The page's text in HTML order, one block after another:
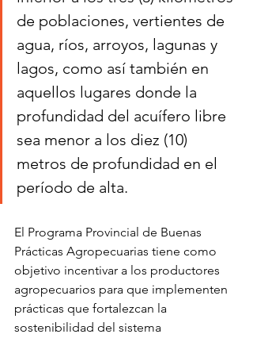
de poblaciones, vertientes de
agua, ríos, arroyos, lagunas y
lagos, como así también en
aquellos lugares donde la
profundidad del acuífero libre
sea menor a los diez (10)
metros de profundidad en el
período de alta.
El Programa Provincial de Buenas
Prácticas Agropecuarias tiene como
objetivo incentivar a los productores
agropecuarios para que implementen
prácticas que fortalezcan la
sostenibilidad del sistema